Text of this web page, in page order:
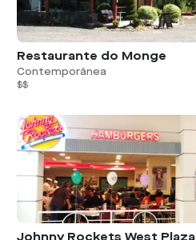
Restaurante do Monge
Contemporânea
$$